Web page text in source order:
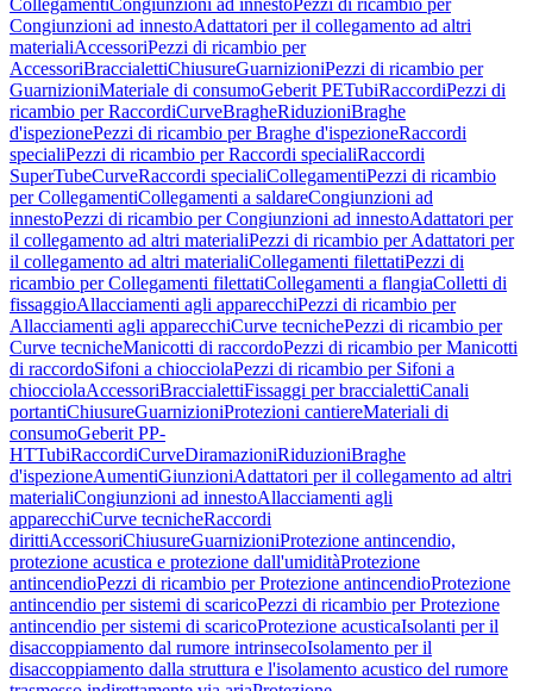
CollegamentiCongiunzioni ad innestoPezzi di ricambio per
Congiunzioni ad innestoAdattatori per il collegamento ad altri
materialiAccessoriPezzi di ricambio per
AccessoriBraccialettiChiusureGuarnizioniPezzi di ricambio per
GuarnizioniMateriale di consumoGeberit PETubiRaccordiPezzi di
ricambio per RaccordiCurveBragheRiduzioniBraghe
d'ispezionePezzi di ricambio per Braghe d'ispezioneRaccordi
specialiPezzi di ricambio per Raccordi specialiRaccordi
SuperTubeCurveRaccordi specialiCollegamentiPezzi di ricambio
per CollegamentiCollegamenti a saldareCongiunzioni ad
innestoPezzi di ricambio per Congiunzioni ad innestoAdattatori per
il collegamento ad altri materialiPezzi di ricambio per Adattatori per
il collegamento ad altri materialiCollegamenti filettatiPezzi di
ricambio per Collegamenti filettatiCollegamenti a flangiaColletti di
fissaggioAllacciamenti agli apparecchiPezzi di ricambio per
Allacciamenti agli apparecchiCurve tecnichePezzi di ricambio per
Curve tecnicheManicotti di raccordoPezzi di ricambio per Manicotti
di raccordoSifoni a chiocciolaPezzi di ricambio per Sifoni a
chiocciolaAccessoriBraccialettiFissaggi per braccialettiCanali
portantiChiusureGuarnizioniProtezioni cantiereMateriali di
consumoGeberit PP-
HTTubiRaccordiCurveDiramazioniRiduzioniBraghe
d'ispezioneAumentiGiunzioniAdattatori per il collegamento ad altri
materialiCongiunzioni ad innestoAllacciamenti agli
apparecchiCurve tecnicheRaccordi
dirittiAccessoriChiusureGuarnizioniProtezione antincendio,
protezione acustica e protezione dall'umiditàProtezione
antincendioPezzi di ricambio per Protezione antincendioProtezione
antincendio per sistemi di scaricoPezzi di ricambio per Protezione
antincendio per sistemi di scaricoProtezione acusticaIsolanti per il
disaccoppiamento dal rumore intrinsecoIsolamento per il
disaccoppiamento dalla struttura e l'isolamento acustico del rumore